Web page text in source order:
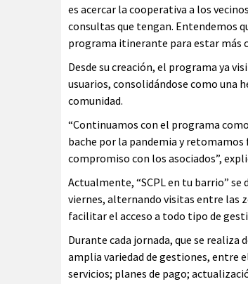
es acercar la cooperativa a los
consultas que tengan. Entendemos
programa itinerante para estar más
Desde su creación, el programa ya
usuarios, consolidándose como una
comunidad.
“Continuamos con el programa
bache por la pandemia y
compromiso con los asociados”,
Actualmente, “SCPL en tu barrio”
viernes, alternando visitas entre las
facilitar el acceso a todo tipo de
Durante cada jornada, que se realiza
amplia variedad de gestiones, entre
servicios; planes de pago;